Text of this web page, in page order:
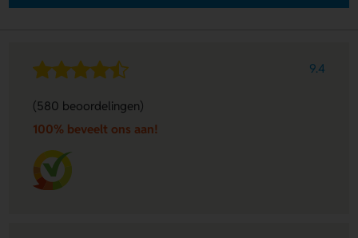
9.4
(580 beoordelingen)
100% beveelt ons aan!